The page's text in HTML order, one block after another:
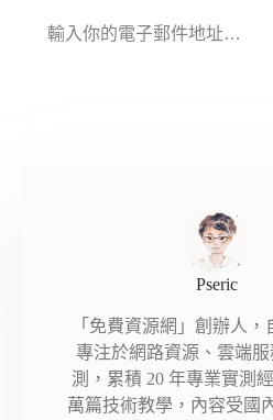
Pseric
「免費資源網」創辦人，
專注於網路資源、雲端
測，累積 20 年專業實測
萬篇技術教學，內容受國